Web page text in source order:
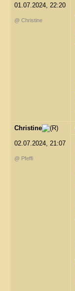
01.07.2024, 22:20
@ Christine
Christine
02.07.2024, 21:07
@ Pfeffi